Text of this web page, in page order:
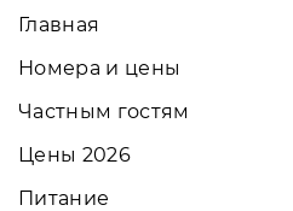
Главная
Номера и цены
Частным гостям
Цены 2026
Питание